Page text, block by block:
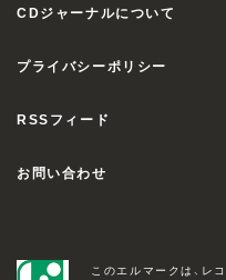
CDジャーナルについて
プライバシーポリシー
RSSフィード
お問い合わせ
このエルマークは、レ